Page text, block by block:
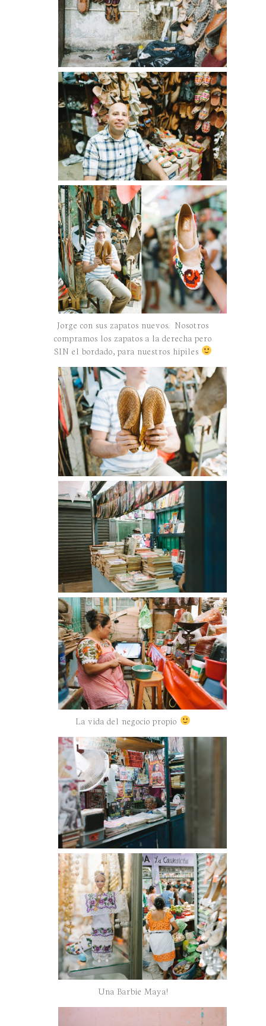
Jorge con sus zapatos nuevos. Nosotros
compramos los zapatos a la derecha pero
SIN el bordado, para nuestros hipiles
La vida del negocio propio
Una Barbie Maya!